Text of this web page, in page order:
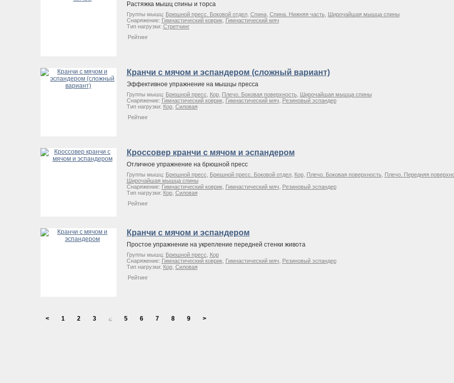
Растяжка мышц спины и торса
Группы мышц: Брюшной пресс. Боковой отдел, Спина, Спина. Нижняя часть
Широчайшая мышца спины
Снаряжение: Гимнастический коврик, Гимнастический мяч
Тип нагрузки: Стретчинг
Рейтинг
Кранчи с мячом и эспандером (сложный вариант)
Эффективное упражнение на мышцы пресса
Группы мышц: Брюшной пресс Кор, Плечо. Боковая поверхность
Широчайшая мышца спины
Снаряжение: Гимнастический коврик, Гимнастический мяч
Резиновый эспандер
Тип нагрузки: Кор, Силовая
Рейтинг
Кроссовер кранчи с мячом и эспандером
Отличное упражнение на брюшной пресс
Группы мышц: Брюшной пресс Брюшной пресс. Боковой отдел, Кор, Плечо. Боковая поверхность Плечо. Передняя
Широчайшая мышца спины
Снаряжение: Гимнастический коврик, Гимнастический мяч
Резиновый эспандер
Тип нагрузки: Кор, Силовая
Рейтинг
Кранчи с мячом и эспандером
Простое упражнение на укрепление передней стенки живота
Группы мышц: Брюшной пресс
Кор
Снаряжение: Гимнастический коврик, Гимнастический мяч
Резиновый эспандер
Тип нагрузки: Кор, Силовая
Рейтинг
< 1 2 3 4 5 6 7 8 9 >